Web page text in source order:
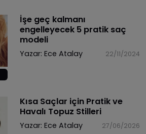
​İşe geç kalmanı
engelleyecek 5 pratik saç
modeli
Yazar: Ece Atalay 22/11/2024
Kısa Saçlar için Pratik ve
Havalı Topuz Stilleri
Yazar: Ece Atalay 27/06/2026